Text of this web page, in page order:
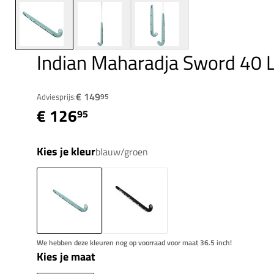
Indian Maharadja Sword 40
Adviesprijs:€ 14995
€ 12695
Kies je kleurblauw/groen
We hebben deze kleuren nog op voorraad voor maat 36.5 inch!
Kies je maat